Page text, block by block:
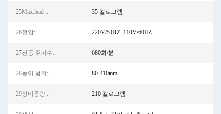
25Max.load :: 35 킬로그램
26전압:: 220V/50HZ, 110V/60HZ
27진동 주파수:: 680회/분
28높이 범위:: 80-410mm
29정미중량 :: 210 킬로그램